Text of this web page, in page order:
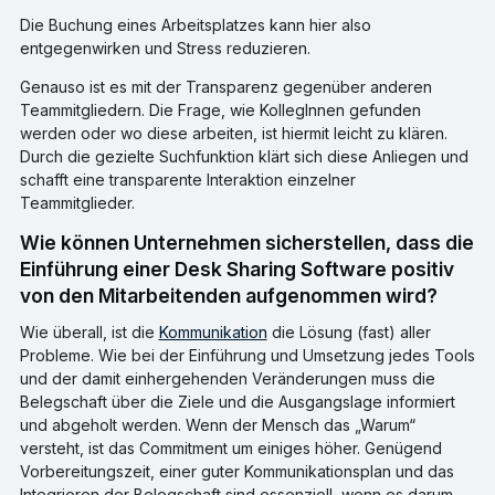
Die Buchung eines Arbeitsplatzes kann hier also
entgegenwirken und Stress reduzieren.
Genauso ist es mit der Transparenz gegenüber anderen
Teammitgliedern. Die Frage, wie KollegInnen gefunden
werden oder wo diese arbeiten, ist hiermit leicht zu klären.
Durch die gezielte Suchfunktion klärt sich diese Anliegen und
schafft eine transparente Interaktion einzelner
Teammitglieder.
Wie können Unternehmen sicherstellen, dass die
Einführung einer Desk Sharing Software positiv
von den Mitarbeitenden aufgenommen wird?
Wie überall, ist die Kommunikation die Lösung (fast) aller
Probleme. Wie bei der Einführung und Umsetzung jedes Tools
und der damit einhergehenden Veränderungen muss die
Belegschaft über die Ziele und die Ausgangslage informiert
und abgeholt werden. Wenn der Mensch das „Warum“
versteht, ist das Commitment um einiges höher. Genügend
Vorbereitungszeit, einer guter Kommunikationsplan und das